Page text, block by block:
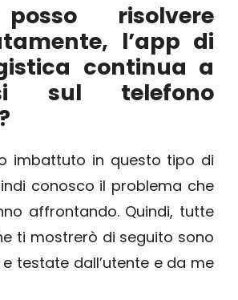
risolvere
l’app di
continua a
sul telefono
imbattuto in questo tipo di
conosco il problema che
affrontando. Quindi, tutte
ti mostrerò di seguito sono
testate dall’utente e da me